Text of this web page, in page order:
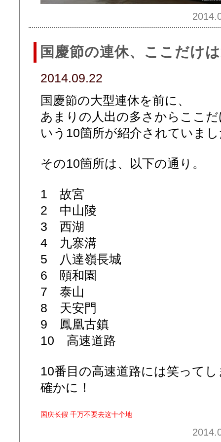
国慶節の連休、ここだけ
2014.09.22
国慶節の大型連休を前に、
あまりの人出の多さからここ
いう10箇所が紹介されていま
その10箇所は、以下の通り。
1 故宮
2 中山陵
3 西湖
4 九寨溝
5 八達嶺長城
6 頤和園
7 泰山
8 天安門
9 鳳凰古鎮
10 高速道路
10番目の高速道路には笑って
確かに！
国庆长假 千万不要去这十个地